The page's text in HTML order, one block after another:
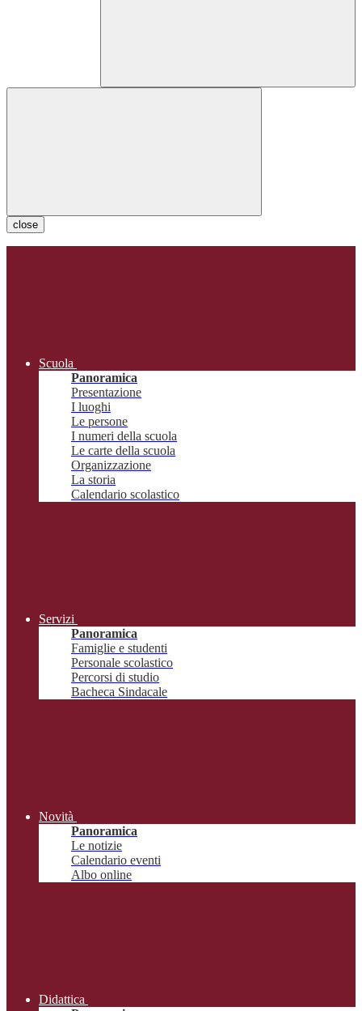
close
Scuola
Panoramica
Presentazione
I luoghi
Le persone
I numeri della scuola
Le carte della scuola
Organizzazione
La storia
Calendario scolastico
Servizi
Panoramica
Famiglie e studenti
Personale scolastico
Percorsi di studio
Bacheca Sindacale
Novità
Panoramica
Le notizie
Calendario eventi
Albo online
Didattica